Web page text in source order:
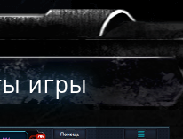
игры